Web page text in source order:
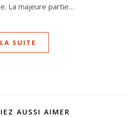
La majeure partie…
SUITE
AUSSI AIMER